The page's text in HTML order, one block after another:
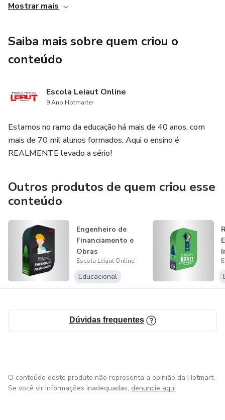
pode agilizar o processo de construção e reduzir o tempo
de espera para a liberação dos recursos.
valiosas sobre construção financiada, o que pode ajudá-lo a
tomar decisões mais informadas e reduzir os riscos de
perda.
Mostrar mais
Saiba mais sobre quem criou o
conteúdo
Escola Leiaut Online
9 Ano Hotmarter
Estamos no ramo da educação há mais de 40 anos, com
mais de 70 mil alunos formados. Aqui o ensino é
REALMENTE levado a sério!
Outros produtos de quem criou esse
conteúdo
Engenheiro de
Financiamento e
Obras
Escola Leiaut Online
Educacional
Dúvidas frequentes
O conteúdo deste produto não representa a opinião da Hotmart.
Se você vir informações inadequadas, denuncie aqui